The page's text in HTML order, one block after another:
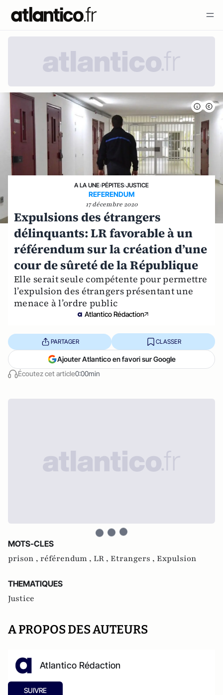
A LA UNE›PÉPITES›JUSTICE
REFERENDUM
17 décembre 2020
Expulsions des étrangers
délinquants: LR favorable à un
référendum sur la création d’une
cour de sûreté de la République
Elle serait seule compétente pour permettre
l’expulsion des étrangers présentant une
menace à l’ordre public
Atlantico Rédaction
Écoutez cet article0:00min
PARTAGER CLASSER
Ajouter Atlantico en favori sur Google
MOTS-CLES
prison , référendum , LR , Etrangers , Expulsion
THEMATIQUES
Justice
A PROPOS DES AUTEURS
Atlantico Rédaction
SUIVRE